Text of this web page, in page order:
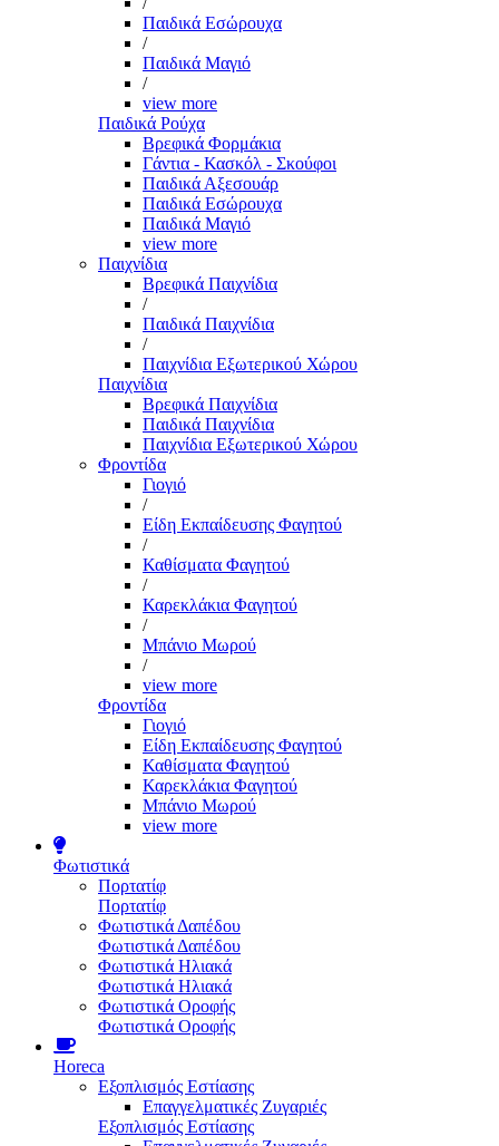
Παιδικά Εσώρουχα
/
Παιδικά Μαγιό
/
view more
Παιδικά Ρούχα
Βρεφικά Φορμάκια
Γάντια - Κασκόλ - Σκούφοι
Παιδικά Αξεσουάρ
Παιδικά Εσώρουχα
Παιδικά Μαγιό
view more
Παιχνίδια
Βρεφικά Παιχνίδια
/
Παιδικά Παιχνίδια
/
Παιχνίδια Εξωτερικού Χώρου
Παιχνίδια
Βρεφικά Παιχνίδια
Παιδικά Παιχνίδια
Παιχνίδια Εξωτερικού Χώρου
Φροντίδα
Γιογιό
/
Είδη Εκπαίδευσης Φαγητού
/
Καθίσματα Φαγητού
/
Καρεκλάκια Φαγητού
/
Μπάνιο Μωρού
/
view more
Φροντίδα
Γιογιό
Είδη Εκπαίδευσης Φαγητού
Καθίσματα Φαγητού
Καρεκλάκια Φαγητού
Μπάνιο Μωρού
view more
Φωτιστικά
Πορτατίφ
Πορτατίφ
Φωτιστικά Δαπέδου
Φωτιστικά Δαπέδου
Φωτιστικά Ηλιακά
Φωτιστικά Ηλιακά
Φωτιστικά Οροφής
Φωτιστικά Οροφής
Horeca
Εξοπλισμός Εστίασης
Επαγγελματικές Ζυγαριές
Εξοπλισμός Εστίασης